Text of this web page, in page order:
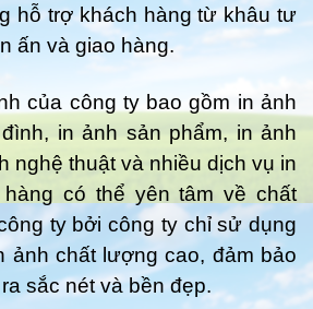
hỗ trợ khách hàng từ khâu tư
ấn và giao hàng.
của công ty bao gồm in ảnh
in ảnh sản phẩm, in ảnh
nghệ thuật và nhiều dịch vụ in
có thể yên tâm về chất
ty bởi công ty chỉ sử dụng
ảnh chất lượng cao, đảm bảo
sắc nét và bền đẹp.